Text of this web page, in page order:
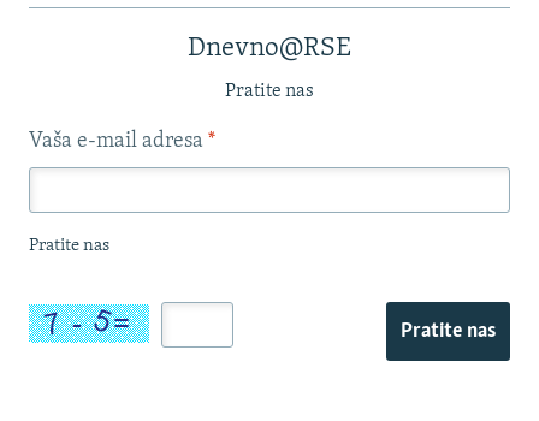
Dnevno@RSE
Pratite nas
Vaša e-mail adresa *
Pratite nas
Pratite nas